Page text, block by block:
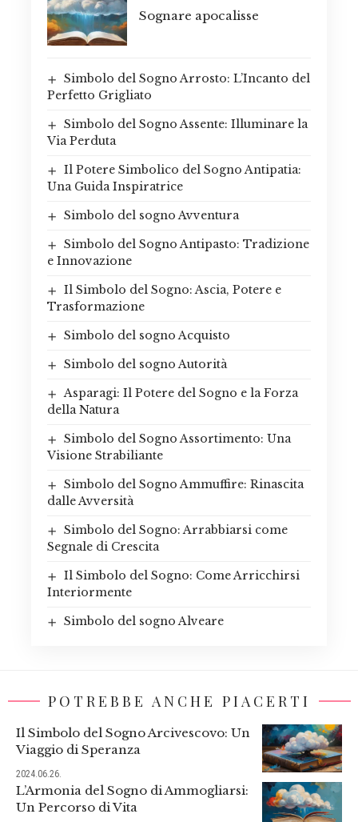
Sognare apocalisse
Simbolo del Sogno Arrosto: L’Incanto del
Perfetto Grigliato
Simbolo del Sogno Assente: Illuminare la
Via Perduta
Il Potere Simbolico del Sogno Antipatia:
Una Guida Inspiratrice
Simbolo del sogno Avventura
Simbolo del Sogno Antipasto: Tradizione
e Innovazione
Il Simbolo del Sogno: Ascia, Potere e
Trasformazione
Simbolo del sogno Acquisto
Simbolo del sogno Autorità
Asparagi: Il Potere del Sogno e la Forza
della Natura
Simbolo del Sogno Assortimento: Una
Visione Strabiliante
Simbolo del Sogno Ammuffire: Rinascita
dalle Avversità
Simbolo del Sogno: Arrabbiarsi come
Segnale di Crescita
Il Simbolo del Sogno: Come Arricchirsi
Interiormente
Simbolo del sogno Alveare
POTREBBE ANCHE PIACERTI
Il Simbolo del Sogno Arcivescovo: Un
Viaggio di Speranza
2024.06.26.
L’Armonia del Sogno di Ammogliarsi:
Un Percorso di Vita